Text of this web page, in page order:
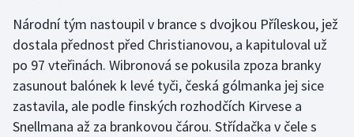
Judo
Krasobruslení
Lezení
Národní tým nastoupil v brance s dvojkou Příleskou, jež
dostala přednost před Christianovou, a kapituloval už
po 97 vteřinách. Wibronová se pokusila zpoza branky
zasunout balónek k levé tyči, česká gólmanka jej sice
zastavila, ale podle finských rozhodčích Kirvese a
Snellmana až za brankovou čárou. Střídačka v čele s